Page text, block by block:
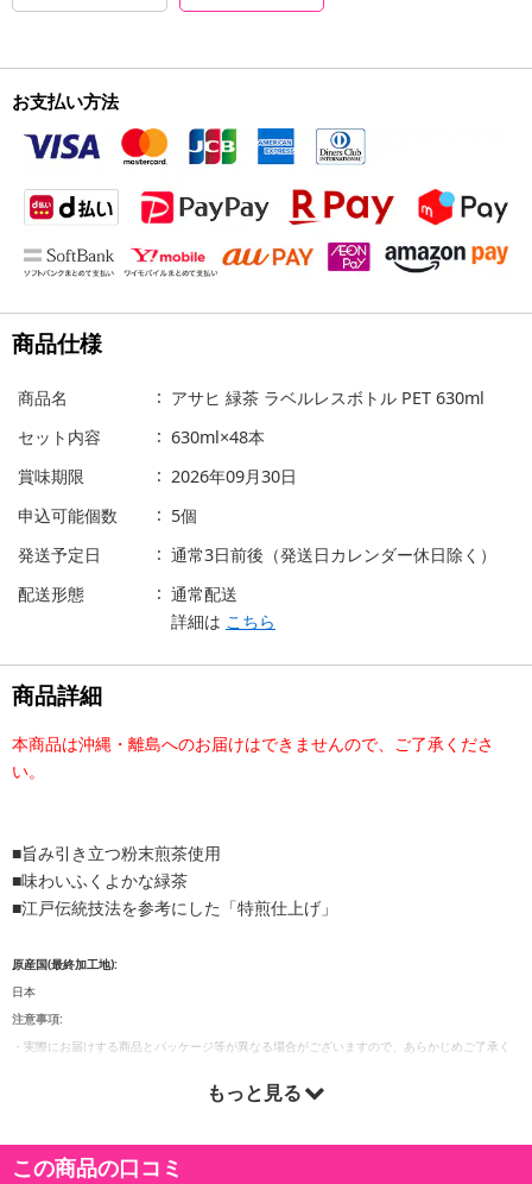
お支払い方法
商品仕様
商品名
アサヒ 緑茶 ラベルレスボトル PET 630ml
セット内容
630ml×48本
賞味期限
2026年09月30日
申込可能個数
5個
発送予定日
通常3日前後（発送日カレンダー休日除く）
配送形態
通常配送
詳細は こちら
商品詳細
本商品は沖縄・離島へのお届けはできませんので、ご了承くださ
い。
■旨み引き立つ粉末煎茶使用
■味わいふくよかな緑茶
■江戸伝統技法を参考にした「特煎仕上げ」
原産国(最終加工地):
日本
注意事項:
・実際にお届けする商品とパッケージ等が異なる場合がございますので、あらかじめご了承く
もっと見る
この商品の口コミ